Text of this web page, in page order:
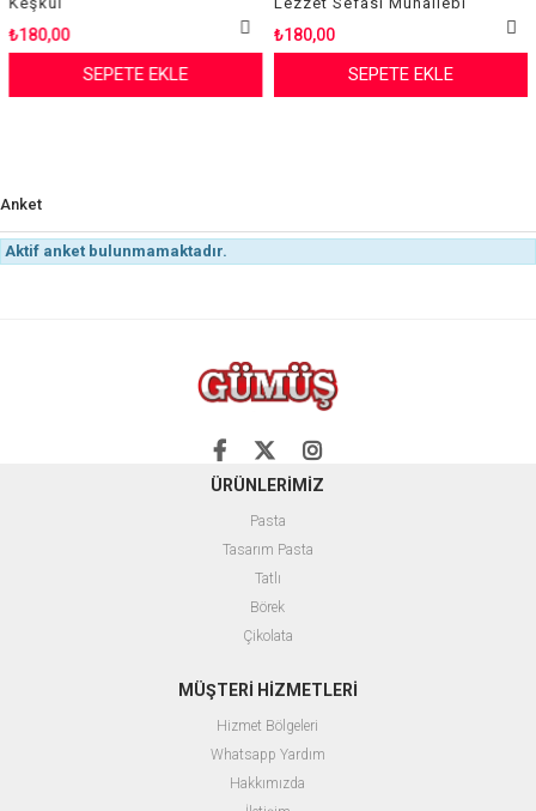
SEPETE EKLE
₺180,00
SEPETE EKLE
Anket
Aktif anket bulunmamaktadır.
ÜRÜNLERİMİZ
Pasta
Tasarım Pasta
Tatlı
Börek
Çikolata
MÜŞTERİ HİZMETLERİ
Hizmet Bölgeleri
Whatsapp Yardım
Hakkımızda